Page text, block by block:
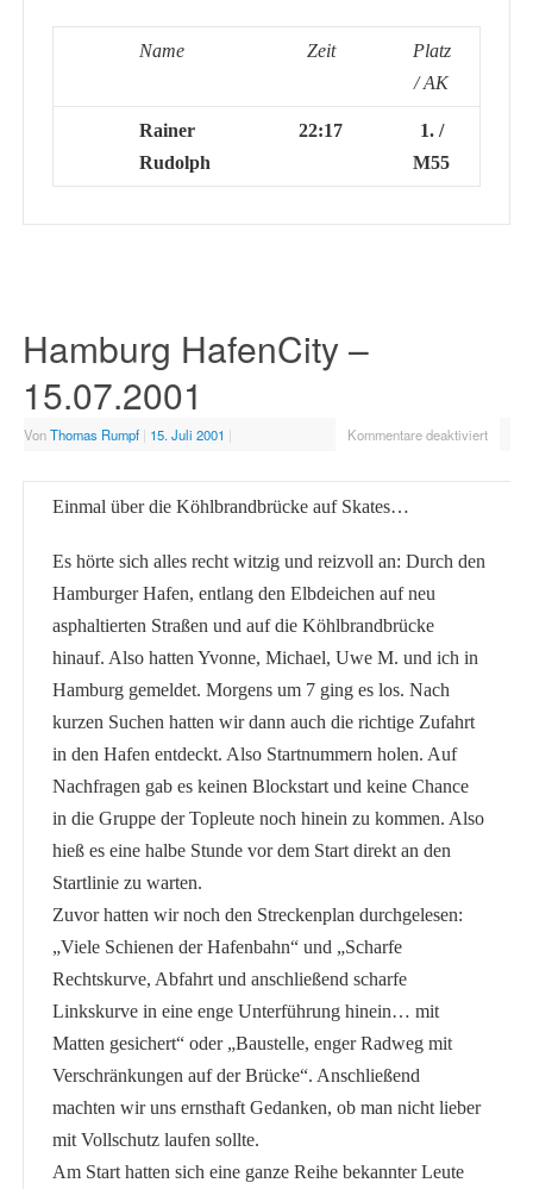
Name Zeit
Platz
/ AK
Rainer
Rudolph
22:17
1. /
M55
Hamburg HafenCity –
15.07.2001
VonThomas Rumpf | 15. Juli 2001 | Kommentare deaktiviert
Einmal über die Köhlbrandbrücke auf Skates…
Es hörte sich alles recht witzig und reizvoll an: Durch den
Hamburger Hafen, entlang den Elbdeichen auf neu
asphaltierten Straßen und auf die Köhlbrandbrücke
hinauf. Also hatten Yvonne, Michael, Uwe M. und ich in
Hamburg gemeldet. Morgens um 7 ging es los. Nach
kurzen Suchen hatten wir dann auch die richtige Zufahrt
in den Hafen entdeckt. Also Startnummern holen. Auf
Nachfragen gab es keinen Blockstart und keine Chance
in die Gruppe der Topleute noch hinein zu kommen. Also
hieß es eine halbe Stunde vor dem Start direkt an den
Startlinie zu warten.
Zuvor hatten wir noch den Streckenplan durchgelesen:
„Viele Schienen der Hafenbahn“ und „Scharfe
Rechtskurve, Abfahrt und anschließend scharfe
Linkskurve in eine enge Unterführung hinein… mit
Matten gesichert“ oder „Baustelle, enger Radweg mit
Verschränkungen auf der Brücke“. Anschließend
machten wir uns ernsthaft Gedanken, ob man nicht lieber
mit Vollschutz laufen sollte.
Am Start hatten sich eine ganze Reihe bekannter Leute